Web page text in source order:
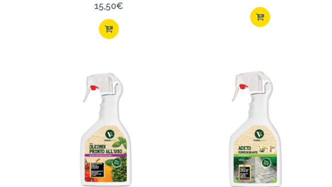
15,50€